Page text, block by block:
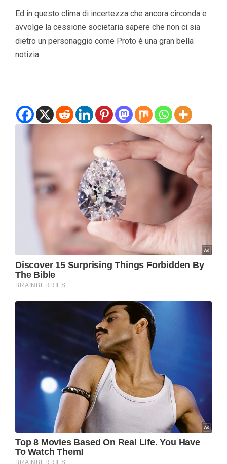
Ed in questo clima di incertezza che ancora circonda e
avvolge la cessione societaria sapere che non ci sia
dietro un personaggio come Proto è una gran bella
notizia
.